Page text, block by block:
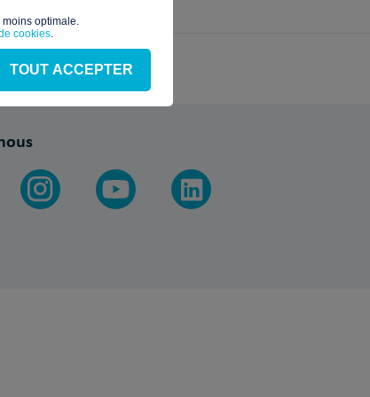
moins optimale.​
cookies.
TOUT ACCEPTER